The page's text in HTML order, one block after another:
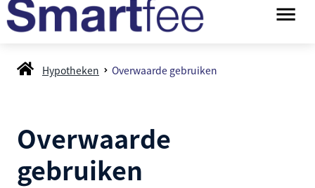
Hypotheken Overwaarde gebruiken
Overwaarde
gebruiken